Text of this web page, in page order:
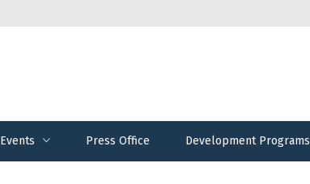
Events Press Office Development Programs